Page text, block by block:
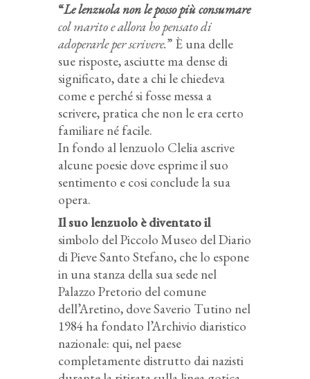
“Le lenzuola non le posso più consumare
col marito e allora ho pensato di
adoperarle per scrivere.” È una delle
sue risposte, asciutte ma dense di
significato, date a chi le chiedeva
come e perché si fosse messa a
scrivere, pratica che non le era certo
familiare né facile.
In fondo al lenzuolo Clelia ascrive
alcune poesie dove esprime il suo
sentimento e cosi conclude la sua
opera.
Il suo lenzuolo è diventato il
simbolo del Piccolo Museo del Diario
di Pieve Santo Stefano, che lo espone
in una stanza della sua sede nel
Palazzo Pretorio del comune
dell’Aretino, dove Saverio Tutino nel
1984 ha fondato l’Archivio diaristico
nazionale: qui, nel paese
completamente distrutto dai nazisti